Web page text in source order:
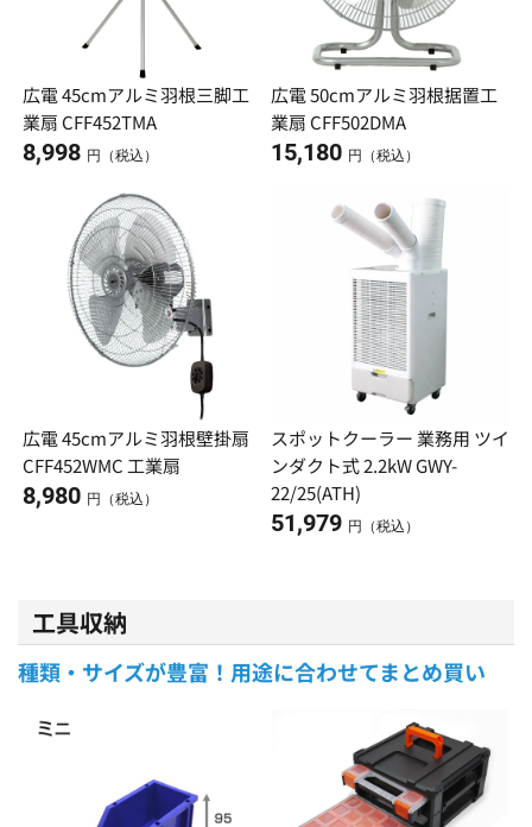
広電 45cmアルミ羽根三脚工
業扇 CFF452TMA
8,998 円（税込）
広電 50cmアルミ羽根据置工
業扇 CFF502DMA
15,180 円（税込）
広電 45cmアルミ羽根壁掛扇
CFF452WMC 工業扇
8,980 円（税込）
スポットクーラー 業務用 ツイ
ンダクト式 2.2kW GWY-
22/25(ATH)
51,979 円（税込）
工具収納
種類・サイズが豊富！用途に合わせてまとめ買い